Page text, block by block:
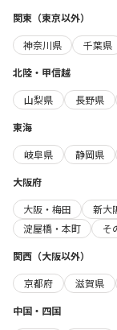
関東（東京以外）
神奈川県
千葉県
北陸・甲信越
山梨県
長野県
東海
岐阜県
静岡県
大阪府
大阪・梅田
新大
淀屋橋・本町
そ
関西（大阪以外）
京都府
滋賀県
中国・四国